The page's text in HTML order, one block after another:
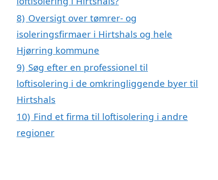
8) Oversigt over tømrer- og
isoleringsfirmaer i Hirtshals og hele
Hjørring kommune
9) Søg efter en professionel til
loftisolering i de omkringliggende byer til
Hirtshals
10) Find et firma til loftisolering i andre
regioner